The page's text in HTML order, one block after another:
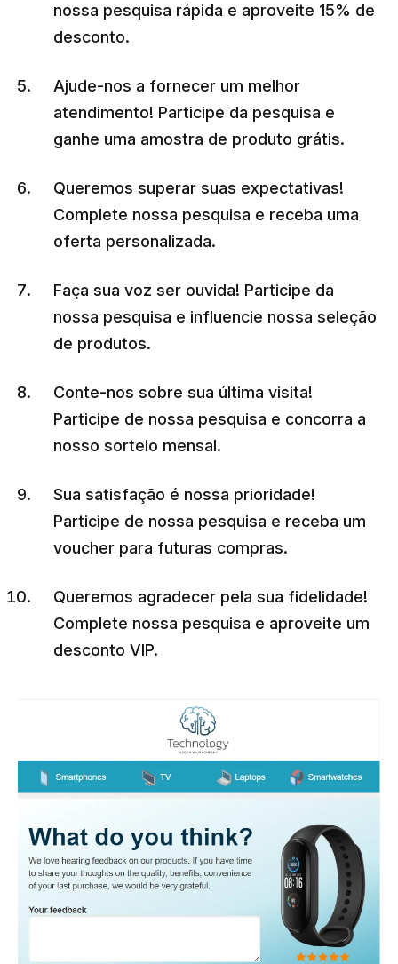
nossa pesquisa rápida e aproveite 15% de
desconto.
Ajude-nos a fornecer um melhor
atendimento! Participe da pesquisa e
ganhe uma amostra de produto grátis.
Queremos superar suas expectativas!
Complete nossa pesquisa e receba uma
oferta personalizada.
Faça sua voz ser ouvida! Participe da
nossa pesquisa e influencie nossa seleção
de produtos.
Conte-nos sobre sua última visita!
Participe de nossa pesquisa e concorra a
nosso sorteio mensal.
Sua satisfação é nossa prioridade!
Participe de nossa pesquisa e receba um
voucher para futuras compras.
Queremos agradecer pela sua fidelidade!
Complete nossa pesquisa e aproveite um
desconto VIP.